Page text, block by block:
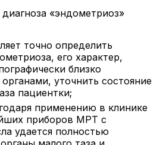
«эндометриоз»
точно определить
его характер,
близко
уточнить состояние
пациентки;
применению в клинике
приборов МРТ с
удается полностью